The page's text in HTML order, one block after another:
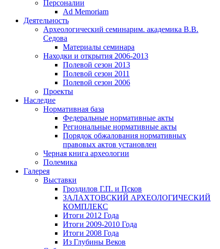
Персоналии
Ad Memoriam
Деятельность
Археологический семинарим. академика В.В.
Седова
Материалы семинара
Находки и открытия 2006-2013
Полевой сезон 2013
Полевой сезон 2011
Полевой сезон 2006
Проекты
Наследие
Нормативная база
Федеральные нормативные акты
Региональные нормативные акты
Порядок обжалования нормативных
правовых актов установлен
Черная книга археологии
Полемика
Галерея
Выставки
Гроздилов Г.П. и Псков
ЗАЛАХТОВСКИЙ АРХЕОЛОГИЧЕСКИЙ
КОМПЛЕКС
Итоги 2012 Года
Итоги 2009-2010 Года
Итоги 2008 Года
Из Глубины Веков